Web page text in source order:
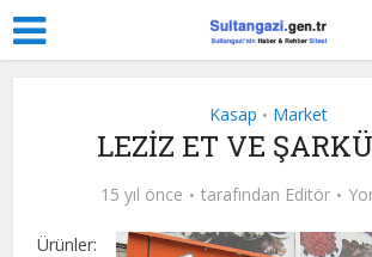
Kasap • Market
LEZİZ ET VE
15 yıl önce tarafından Editör
Ürünler: